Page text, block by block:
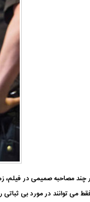
چند مصاحبه صمیمی در فیلم،
می توانند در مورد بی